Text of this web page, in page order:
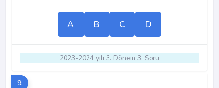
A B C D
2023-2024 yılı 3. Dönem 3. Soru
9.